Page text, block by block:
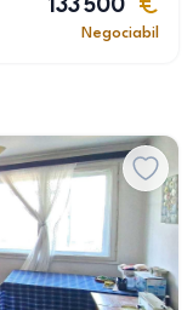
133 500
Negociabil